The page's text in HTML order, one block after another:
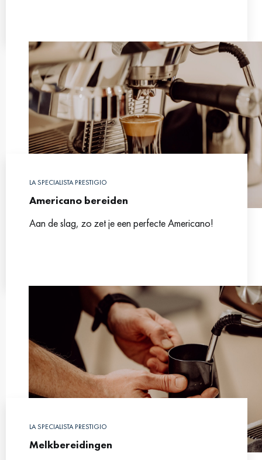
LA SPECIALISTA PRESTIGIO
Americano bereiden
Aan de slag, zo zet je een perfecte Americano!
LA SPECIALISTA PRESTIGIO
Melkbereidingen